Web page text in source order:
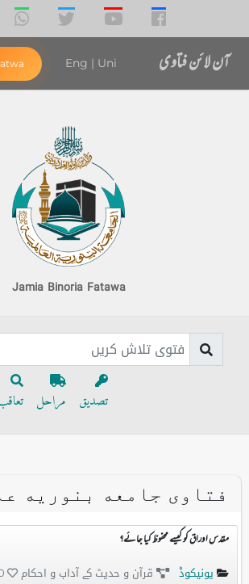
آن لائن فتاوی Eng|Uni
Jamia Binoria Fatawa
تصدیق مراحل
فتاوی جامعه بنوریه
مقدس اوراق کو کیسے محفوظ کیا جائے؟
یونیکوڈ قرآن و حدیث کے آداب و احکام 0